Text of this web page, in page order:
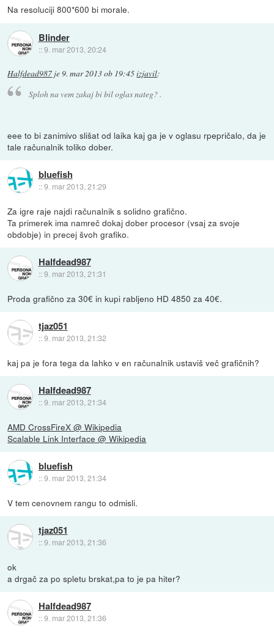
Na resoluciji 800*600 bi morale.
Blinder
::9. mar 2013, 20:24
Halfdead987 je9. mar 2013 ob 19:45izjavil:
Sploh na vem zakaj bi bil oglas nateg? .
eee to bi zanimivo slišat od laika kaj ga je v oglasu rpepričalo, da je
tale računalnik toliko dober.
bluefish
::9. mar 2013, 21:29
Za igre raje najdi računalnik s solidno grafično.
Ta primerek ima namreč dokaj dober procesor (vsaj za svoje
obdobje) in precej švoh grafiko.
Halfdead987
::9. mar 2013, 21:31
Proda grafično za 30€ in kupi rabljeno HD 4850 za 40€.
tjaz051
::9. mar 2013, 21:32
kaj pa je fora tega da lahko v en računalnik ustaviš več grafičnih?
Halfdead987
::9. mar 2013, 21:34
AMD CrossFireX @ Wikipedia
Scalable Link Interface @ Wikipedia
bluefish
::9. mar 2013, 21:34
V tem cenovnem rangu to odmisli.
tjaz051
::9. mar 2013, 21:36
ok
a drgač za po spletu brskat,pa to je pa hiter?
Halfdead987
::9. mar 2013, 21:36